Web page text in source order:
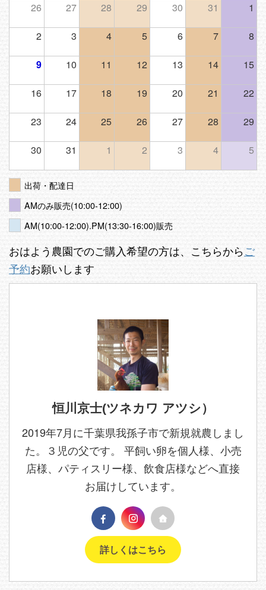
26 27 28 29 30 31 1
2 3 4 5 6 7 8
9 10 11 12 13 14 15
16 17 18 19 20 21 22
23 24 25 26 27 28 29
30 31 1 2 3 4 5
出荷・配達日
AMのみ販売(10:00-12:00)
AM(10:00-12:00).PM(13:30-16:00)販売
おはよう農園でのご購入希望の方は、こちらからご
予約お願いします
恒川京士(ツネカワ アツシ）
2019年7月に千葉県我孫子市で新規就農しまし
た。３児の父です。 平飼い卵を個人様、小売
店様、パティスリー様、飲食店様などへ直接
お届けしています。
詳しくはこちら